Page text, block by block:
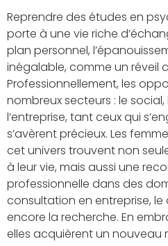
Reprendre des études en
porte à une vie riche
plan personnel,
inégalable, comme un réveil
Professionnellement, les
nombreux secteurs : le
l’entreprise, tant ceux qui
s’avèrent précieux. Les
cet univers trouvent non
à leur vie, mais aussi une
professionnelle dans des
consultation en entreprise, le
encore la recherche. En
elles acquièrent un nouveau